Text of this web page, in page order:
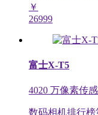
￥
26999
富士X-T5
4020 万像素传
数码相机排行榜